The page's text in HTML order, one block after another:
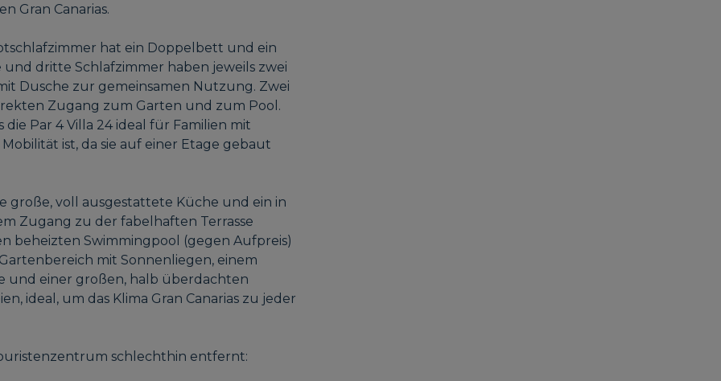
Gran Canarias.
hat ein Doppelbett und ein
dritte Schlafzimmer haben jeweils zwei
Dusche zur gemeinsamen Nutzung. Zwei
Zugang zum Garten und zum Pool.
die Par 4 Villa 24 ideal für Familien mit
ist, da sie auf einer Etage gebaut
große, voll ausgestattete Küche und ein in
Zugang zu der fabelhaften Terrasse
beheizten Swimmingpool (gegen Aufpreis)
mit Sonnenliegen, einem
und einer großen, halb überdachten
ideal, um das Klima Gran Canarias zu jeder
schlechthin entfernt: